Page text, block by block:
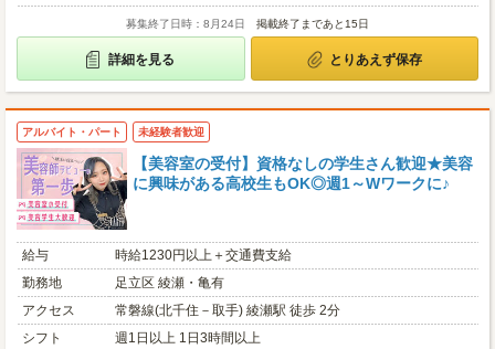
募集終了日時：8月24日 掲載終了まであと15日
詳細を見る とりあえず保存
アルバイト・パート 未経験者歓迎
【美容室の受付】資格なしの学生さん歓迎★美容
に興味がある高校生もOK◎週1～Wワークに♪
給与
時給1230円以上＋交通費支給
勤務地
足立区 綾瀬・亀有
アクセス
常磐線(北千住－取手) 綾瀬駅 徒歩 2分
シフト
週1日以上 1日3時間以上